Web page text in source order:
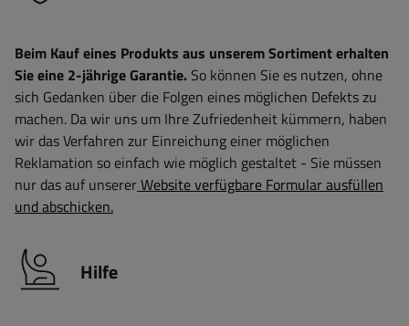
Beim Kauf eines Produkts aus unserem Sortiment erhalten
Sie eine 2-jährige Garantie. So können Sie es nutzen, ohne
sich Gedanken über die Folgen eines möglichen Defekts zu
machen. Da wir uns um Ihre Zufriedenheit kümmern, haben
wir das Verfahren zur Einreichung einer möglichen
Reklamation so einfach wie möglich gestaltet - Sie müssen
nur das auf unsererWebsite verfügbare Formular ausfüllen
und abschicken.
Hilfe